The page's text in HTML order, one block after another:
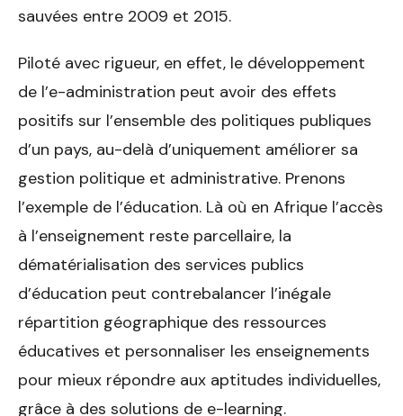
sauvées entre 2009 et 2015.
Piloté avec rigueur, en effet, le développement
de l’e-administration peut avoir des effets
positifs sur l’ensemble des politiques publiques
d’un pays, au-delà d’uniquement améliorer sa
gestion politique et administrative. Prenons
l’exemple de l’éducation. Là où en Afrique l’accès
à l’enseignement reste parcellaire, la
dématérialisation des services publics
d’éducation peut contrebalancer l’inégale
répartition géographique des ressources
éducatives et personnaliser les enseignements
pour mieux répondre aux aptitudes individuelles,
grâce à des solutions de e-learning.